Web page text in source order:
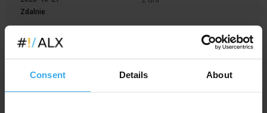
Consent Details About
Zdalnie
AI w marketingu